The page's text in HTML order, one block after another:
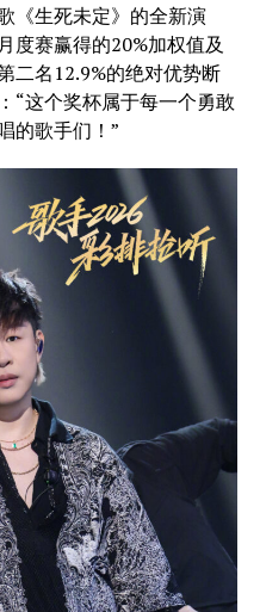
《生死未定》的全新演
度赛赢得的20%加权值及
二名12.9%的绝对优势断
“这个奖杯属于每一个勇敢
的歌手们！”